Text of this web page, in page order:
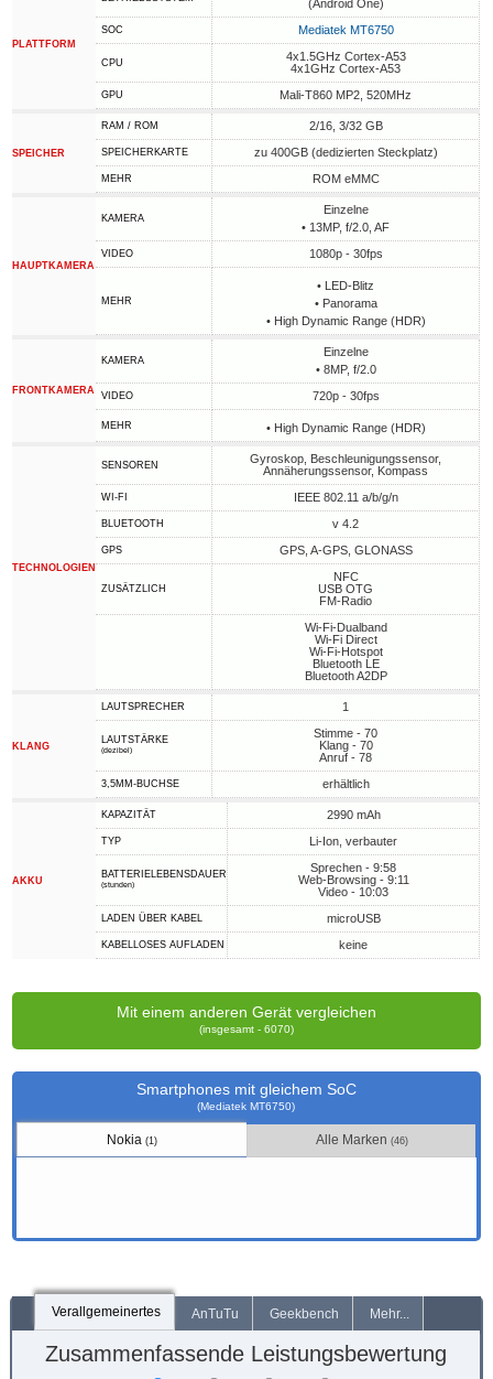
PLATTFORM
(Android One)
SOC Mediatek MT6750
CPU
4x1.5GHz Cortex-A53
4x1GHz Cortex-A53
GPU Mali-T860 MP2, 520MHz
SPEICHER
RAM / ROM 2/16, 3/32 GB
SPEICHERKARTE zu 400GB (dedizierten Steckplatz)
MEHR ROM eMMC
HAUPTKAMERA
KAMERA
Einzelne
• 13MP, f/2.0, AF
VIDEO 1080p - 30fps
MEHR
• LED-Blitz
• Panorama
• High Dynamic Range (HDR)
FRONTKAMERA
KAMERA
Einzelne
• 8MP, f/2.0
VIDEO 720p - 30fps
MEHR • High Dynamic Range (HDR)
TECHNOLOGIEN
SENSOREN
Gyroskop, Beschleunigungssensor,
Annäherungssensor, Kompass
WI-FI IEEE 802.11 a/b/g/n
BLUETOOTH v 4.2
GPS GPS, A-GPS, GLONASS
ZUSÄTZLICH
NFC
USB OTG
FM-Radio
Wi-Fi-Dualband
Wi-Fi Direct
Wi-Fi-Hotspot
Bluetooth LE
Bluetooth A2DP
KLANG
LAUTSPRECHER 1
LAUTSTÄRKE
(dezibel)
Stimme - 70
Klang - 70
Anruf - 78
3,5MM-BUCHSE erhältlich
AKKU
KAPAZITÄT 2990 mAh
TYP Li-Ion, verbauter
BATTERIELEBENSDAUER
(stunden)
Sprechen - 9:58
Web-Browsing - 9:11
Video - 10:03
LADEN ÜBER KABEL microUSB
KABELLOSES AUFLADEN keine
Mit einem anderen Gerät vergleichen
(insgesamt - 6070)
Smartphones mit gleichem SoC
(Mediatek MT6750)
Nokia(1) Alle Marken (46)
Verallgemeinertes AnTuTu Geekbench Mehr...
Zusammenfassende Leistungsbewertung